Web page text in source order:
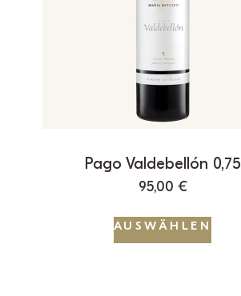
Pago Valdebellón 0,75
95,00 €
AUSWÄHLEN